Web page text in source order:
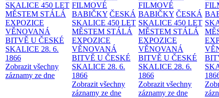
SKALICE 450 LET
MĚSTEM STÁLÁ
EXPOZICE
VĚNOVANÁ
BITVĚ U ČESKÉ
SKALICE 28. 6.
1866
Zobrazit všechny
záznamy ze dne
FILMOVÉ
BABIČKY ČESKÁ
SKALICE 450 LET
MĚSTEM STÁLÁ
EXPOZICE
VĚNOVANÁ
BITVĚ U ČESKÉ
SKALICE 28. 6.
1866
Zobrazit všechny
záznamy ze dne
FILMOVÉ
BABIČKY ČESKÁ
SKALICE 450 LET
MĚSTEM STÁLÁ
EXPOZICE
VĚNOVANÁ
BITVĚ U ČESKÉ
SKALICE 28. 6.
1866
Zobrazit všechny
záznamy ze dne